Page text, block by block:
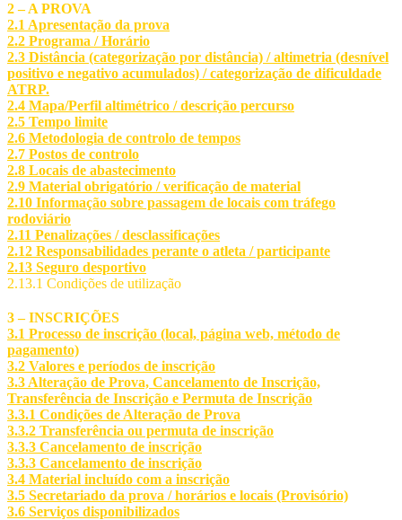
2 – A PROVA
2.1 Apresentação da prova
2.2 Programa / Horário
2.3 Distância (categorização por distância) / altimetria (desnível
positivo e negativo acumulados) / categorização de dificuldade
ATRP.
2.4 Mapa/Perfil altimétrico / descrição percurso
2.5 Tempo limite
2.6 Metodologia de controlo de tempos
2.7 Postos de controlo
2.8 Locais de abastecimento
2.9 Material obrigatório / verificação de material
2.10 Informação sobre passagem de locais com tráfego
rodoviário
2.11 Penalizações / desclassificações
2.12 Responsabilidades perante o atleta / participante
2.13 Seguro desportivo
2.13.1 Condições de utilização
3 – INSCRIÇÕES
3.1 Processo de inscrição (local, página web, método de
pagamento)
3.2 Valores e períodos de inscrição
3.3 Alteração de Prova, Cancelamento de Inscrição,
Transferência de Inscrição e Permuta de Inscrição
3.3.1 Condições de Alteração de Prova
3.3.2 Transferência ou permuta de inscrição
3.3.3 Cancelamento de inscrição
3.3.3 Cancelamento de inscrição
3.4 Material incluído com a inscrição
3.5 Secretariado da prova / horários e locais (Provisório)
3.6 Serviços disponibilizados